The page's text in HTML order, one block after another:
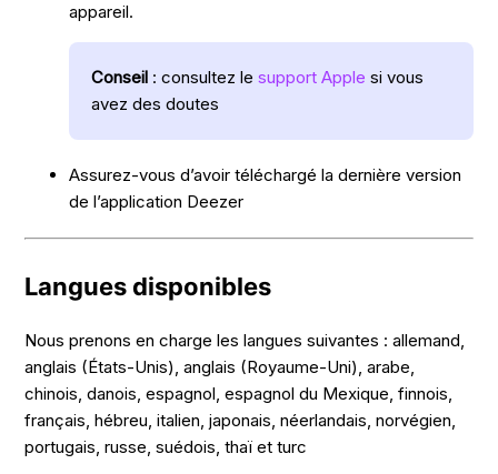
appareil.
Conseil : consultez lesupport Apple si vous
avez des doutes
Assurez-vous d’avoir téléchargé la dernière version
de l’application Deezer
Langues disponibles
Nous prenons en charge les langues suivantes : allemand,
anglais (États-Unis), anglais (Royaume-Uni), arabe,
chinois, danois, espagnol, espagnol du Mexique, finnois,
français, hébreu, italien, japonais, néerlandais, norvégien,
portugais, russe, suédois, thaï et turc